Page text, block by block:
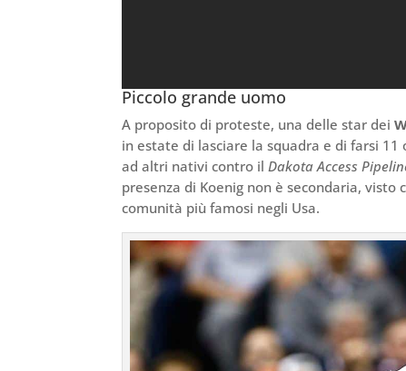
Piccolo grande uomo
A proposito di proteste, una delle star dei
in estate di lasciare la squadra e di farsi
ad altri nativi contro il Dakota Access
presenza di Koenig non è secondaria,
comunità più famosi negli Usa.